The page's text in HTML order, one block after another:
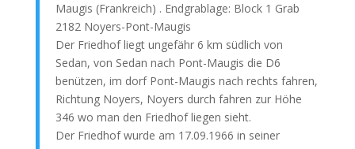
Maugis (Frankreich) . Endgrablage: Block 1 Grab
2182 Noyers-Pont-Maugis
Der Friedhof liegt ungefähr 6 km südlich von
Sedan, von Sedan nach Pont-Maugis die D6
benützen, im dorf Pont-Maugis nach rechts fahren,
Richtung Noyers, Noyers durch fahren zur Höhe
346 wo man den Friedhof liegen sieht.
Der Friedhof wurde am 17.09.1966 in seiner